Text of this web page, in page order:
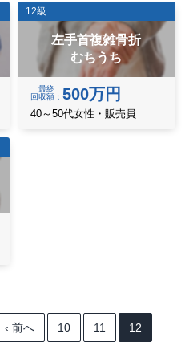
12級
左手首複雑骨折
むちうち
最終
回収額
500万円
40～50代女性・販売員
‹ 前へ 10 11 12